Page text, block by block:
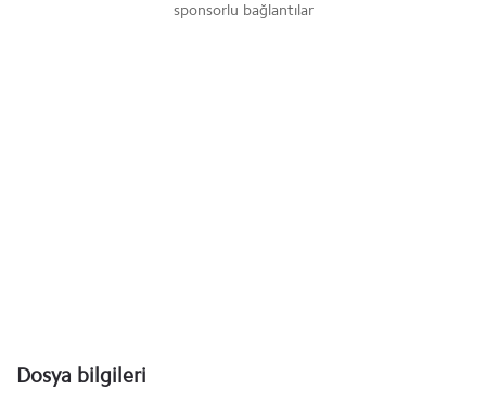
sponsorlu bağlantılar
Dosya bilgileri